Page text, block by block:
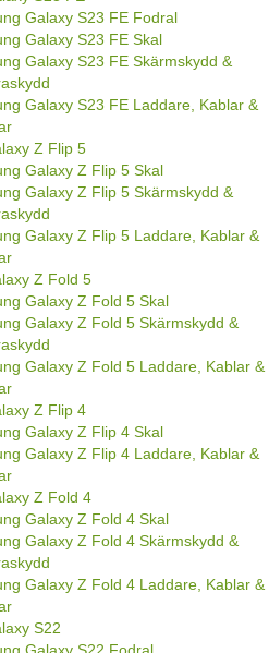
Galaxy S23 FE Fodral
Galaxy S23 FE Skal
Galaxy S23 FE Skärmskydd &
Galaxy S23 FE Laddare, Kablar &
Z Flip 5
Galaxy Z Flip 5 Skal
Galaxy Z Flip 5 Skärmskydd &
Galaxy Z Flip 5 Laddare, Kablar &
Z Fold 5
Galaxy Z Fold 5 Skal
Galaxy Z Fold 5 Skärmskydd &
Galaxy Z Fold 5 Laddare, Kablar &
Z Flip 4
Galaxy Z Flip 4 Skal
Galaxy Z Flip 4 Laddare, Kablar &
Z Fold 4
Galaxy Z Fold 4 Skal
Galaxy Z Fold 4 Skärmskydd &
Galaxy Z Fold 4 Laddare, Kablar &
S22